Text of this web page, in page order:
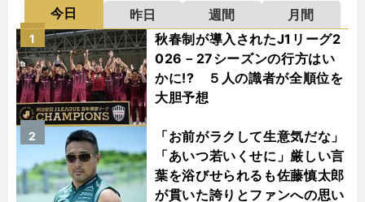
今日 昨日 週間
月間
秋春制が導入されたJ1リーグ2
026－27シーズンの行方はい
かに!? ５人の識者が全順位を
大胆予想
1
「お前がラクして生意気だな」
「あいつ若いくせに」厳しい言
葉を浴びせられるも佐藤慎太郎
が貫いた誇りとファンへの思い
2